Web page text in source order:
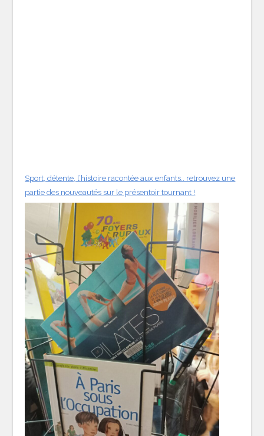
Sport, détente, l’histoire racontée aux enfants.. retrouvez une
partie des nouveautés sur le présentoir tournant !